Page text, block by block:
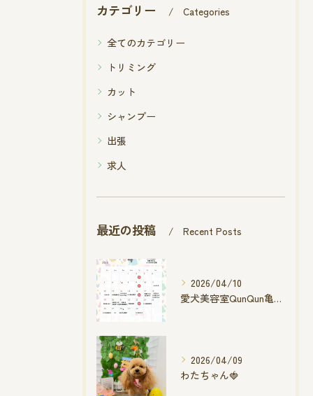
カテゴリー Categories
全てのカテゴリー
トリミング
カット
シャンプー
出張
求人
最近の投稿 Recent Posts
2026/04/10
愛犬美容室QunQun亀山エコー店
2026/04/09
わたちゃん🍓